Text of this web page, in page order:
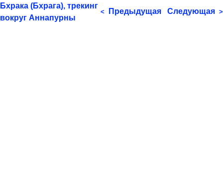
Бхрака (Бхрага), трекинг
вокруг Аннапурны
< Предыдущая Следующая >